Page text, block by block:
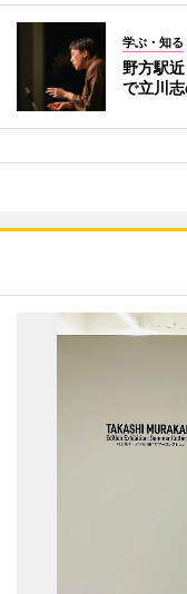
学ぶ・知る
野方駅
で立川